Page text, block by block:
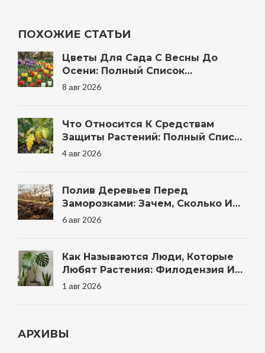
ПОХОЖИЕ СТАТЬИ
Цветы Для Сада С Весны До
Осени: Полный Список
Неприхотливых Многолетников И
8 авг 2026
Что Относится К Средствам
Защиты Растений: Полный Список
Препаратов И Методов Для Сада
4 авг 2026
Полив Деревьев Перед
Заморозками: Зачем, Сколько И
Когда Правильно
6 авг 2026
Как Называются Люди, Которые
Любят Растения: Филодензия И
Другие Термины
1 авг 2026
АРХИВЫ